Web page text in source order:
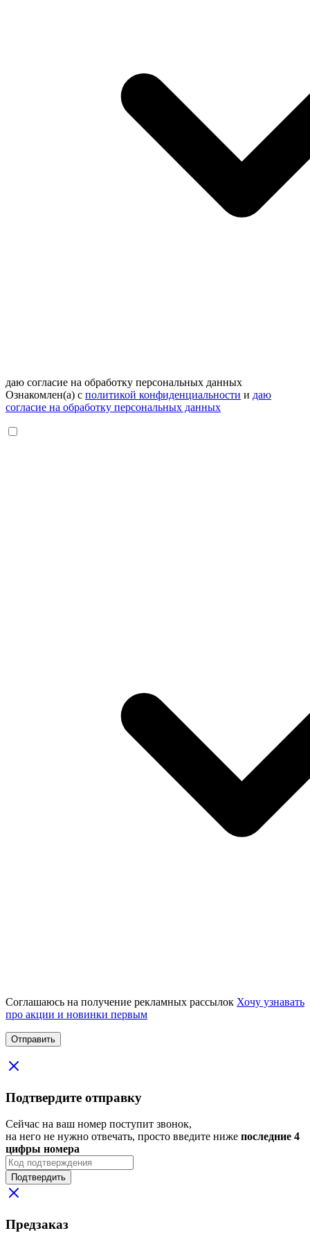
даю согласие на обработку персональных данных
Ознакомлен(а) с политикой конфиденциальности и даю
согласие на обработку персональных данных
Соглашаюсь на получение рекламных рассылок Хочу узнавать
про акции и новинки первым
Подтвердите отправку
Сейчас на ваш номер поступит звонок,
на него не нужно отвечать, просто введите ниже последние 4
цифры номера
Подтвердить
Предзаказ